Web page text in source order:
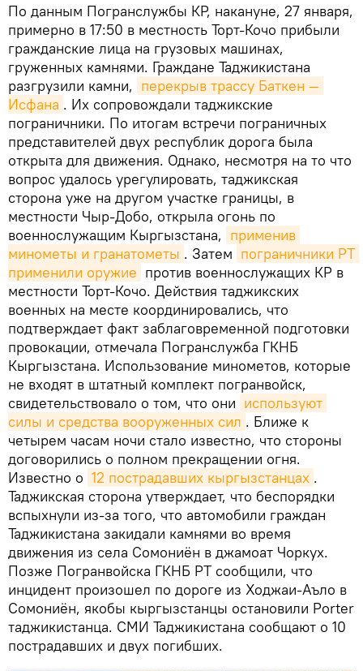
По данным Погранслужбы КР, накануне, 27 января,
примерно в 17:50 в местность Торт-Кочо прибыли
гражданские лица на грузовых машинах,
груженных камнями. Граждане Таджикистана
разгрузили камни, перекрыв трассу Баткен —
Исфана . Их сопровождали таджикские
пограничники. По итогам встречи пограничных
представителей двух республик дорога была
открыта для движения. Однако, несмотря на то что
вопрос удалось урегулировать, таджикская
сторона уже на другом участке границы, в
местности Чыр-Добо, открыла огонь по
военнослужащим Кыргызстана, применив
минометы и гранатометы . Затем пограничники РТ
применили оружие против военнослужащих КР в
местности Торт-Кочо. Действия таджикских
военных на месте координировались, что
подтверждает факт заблаговременной подготовки
провокации, отмечала Погранслужба ГКНБ
Кыргызстана. Использование минометов, которые
не входят в штатный комплект погранвойск,
свидетельствовало о том, что они используют
силы и средства вооруженных сил . Ближе к
четырем часам ночи стало известно, что стороны
договорились о полном прекращении огня.
Известно о 12 пострадавших кыргызстанцах .
Таджикская сторона утверждает, что беспорядки
вспыхнули из-за того, что автомобили граждан
Таджикистана закидали камнями во время
движения из села Сомониён в джамоат Чоркух.
Позже Погранвойска ГКНБ РТ сообщили, что
инцидент произошел по дороге из Ходжаи-Аъло в
Сомониён, якобы кыргызстанцы остановили Porter
таджикистанца. СМИ Таджикистана сообщают о 10
пострадавших и двух погибших.